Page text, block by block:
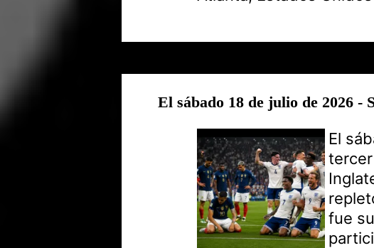
El sábado 18 de julio de 2026 -
El
fue